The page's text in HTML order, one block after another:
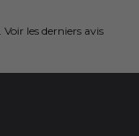
Voir les derniers avis